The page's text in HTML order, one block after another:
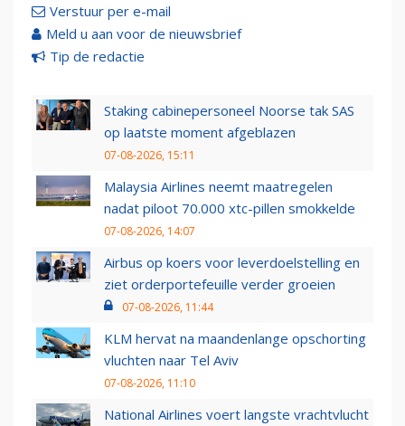
Verstuur per e-mail
Meld u aan voor de nieuwsbrief
Tip de redactie
Staking cabinepersoneel Noorse tak SAS
op laatste moment afgeblazen
07-08-2026, 15:11
Malaysia Airlines neemt maatregelen
nadat piloot 70.000 xtc-pillen smokkelde
07-08-2026, 14:07
Airbus op koers voor leverdoelstelling en
ziet orderportefeuille verder groeien
07-08-2026, 11:44
KLM hervat na maandenlange opschorting
vluchten naar Tel Aviv
07-08-2026, 11:10
National Airlines voert langste vrachtvlucht